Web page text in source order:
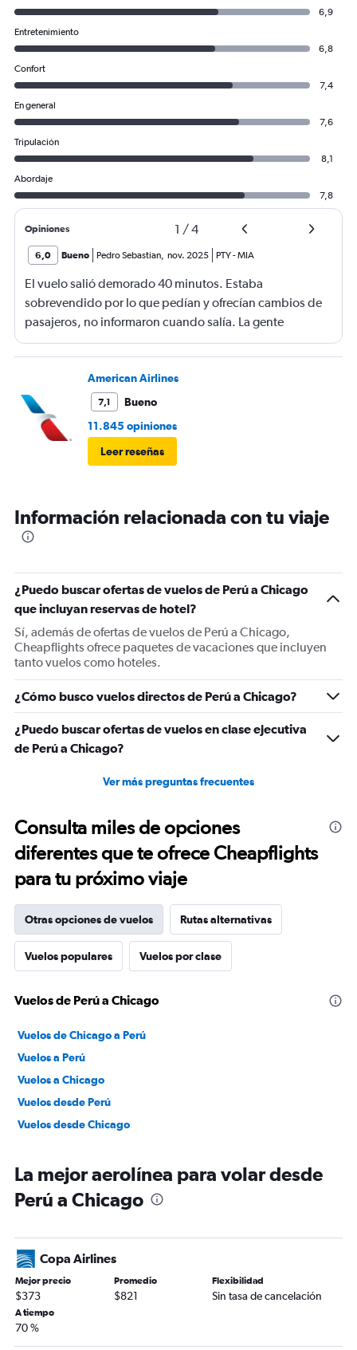
6,9
Entretenimiento
6,8
Confort
7,4
En general
7,6
Tripulación
8,1
Abordaje
7,8
Opiniones 1 /4
6,0 Bueno Pedro Sebastian, nov. 2025 PTY-MIA
El vuelo salió demorado 40 minutos. Estaba
sobrevendido por lo que pedían y ofrecían cambios de
pasajeros, no informaron cuando salía. La gente
haciendo filas larguísimas para no quedarse sin viajar.
Mucha maleta de mano no había lugar. En mi caso se
terminó la comida me ofrecieron un solo menú.
American Airlines
7,1
Bueno
11.845 opiniones
Leer reseñas
Información relacionada con tu viaje
¿Puedo buscar ofertas de vuelos de Perú a Chicago
que incluyan reservas de hotel?
Sí, además de ofertas de vuelos de Perú a Chicago,
Cheapflights ofrece paquetes de vacaciones que incluyen
tanto vuelos como hoteles.
¿Cómo busco vuelos directos de Perú a Chicago?
¿Puedo buscar ofertas de vuelos en clase ejecutiva
de Perú a Chicago?
Ver más preguntas frecuentes
Consulta miles de opciones
diferentes que te ofrece Cheapflights
para tu próximo viaje
Otras opciones de vuelos Rutas alternativas
Vuelos populares Vuelos por clase
Vuelos de Perú a Chicago
Vuelos de Chicago a Perú
Vuelos a Perú
Vuelos a Chicago
Vuelos desde Perú
Vuelos desde Chicago
La mejor aerolínea para volar desde
Perú a Chicago
Copa Airlines
Mejor precio
$373
Promedio
$821
Flexibilidad
Sin tasa de cancelación
A tiempo
70 %